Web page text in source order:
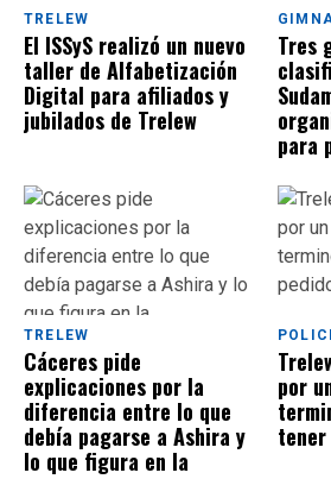
TRELEW
El ISSyS realizó un nuevo
taller de Alfabetización
Digital para afiliados y
jubilados de Trelew
Tres
para
TRELEW
Cáceres pide
explicaciones por la
diferencia entre lo que
debía pagarse a Ashira y
lo que figura en la
por